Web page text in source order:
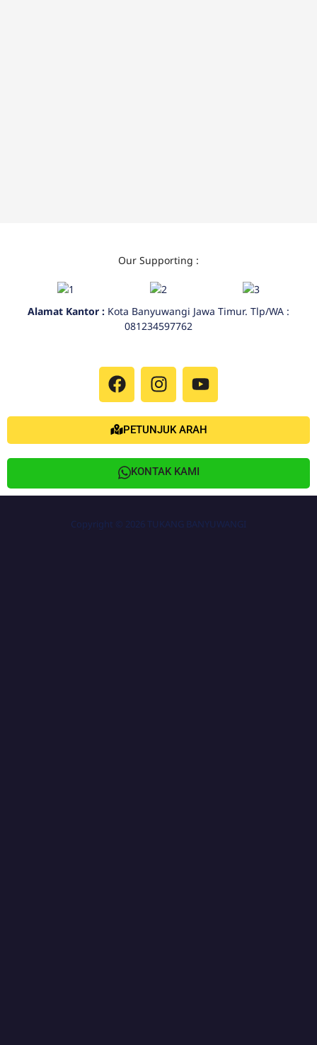
Our Supporting :
Alamat Kantor : Kota Banyuwangi Jawa Timur. Tlp/WA :
081234597762
PETUNJUK ARAH
KONTAK KAMI
Copyright © 2026 TUKANG BANYUWANGI